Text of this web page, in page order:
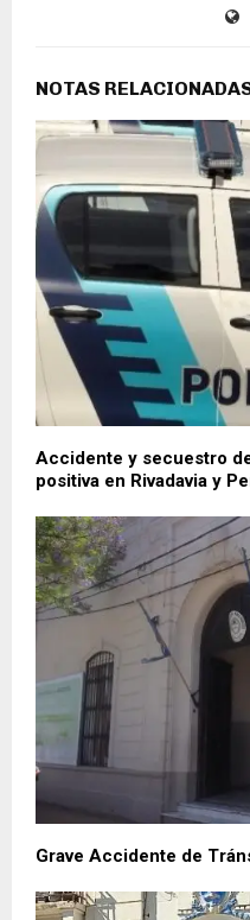
NOTAS
Accidente y secuestro
positiva en Rivadavia y
Grave Accidente de